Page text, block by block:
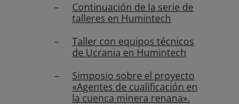
Continuación de la serie de
talleres en Humintech
Taller con equipos técnicos
de Ucrania en Humintech
Simposio sobre el proyecto
«Agentes de cualificación en
la cuenca minera renana».